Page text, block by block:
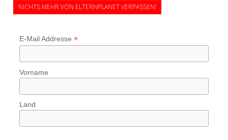
NICHTS MEHR VON ELTERNPLANET VERPASSEN!
E-Mail Addresse *
Vorname
Land